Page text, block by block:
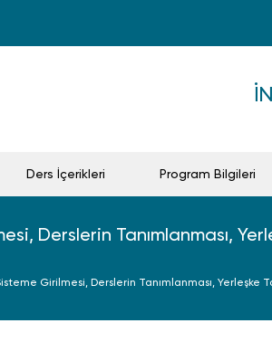
Ders İçerikleri Program Bilgileri
Derslerin Tanımlanması,
Girilmesi, Derslerin Tanımlanması, Yerleşke